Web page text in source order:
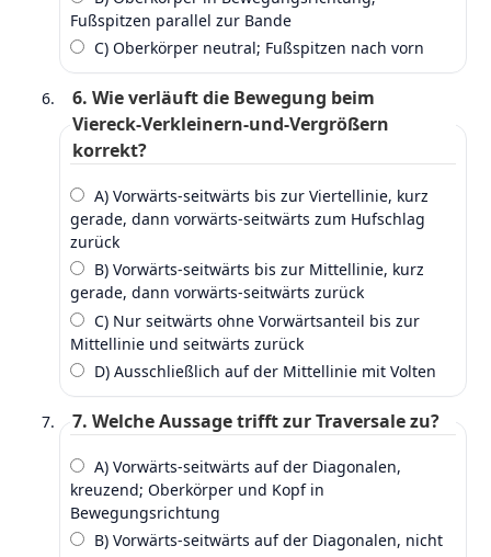
Fußspitzen parallel zur Bande
C) Oberkörper neutral; Fußspitzen nach vorn
6. Wie verläuft die Bewegung beim
Viereck‑Verkleinern‑und‑Vergrößern
korrekt?
A) Vorwärts‑seitwärts bis zur Viertellinie, kurz
gerade, dann vorwärts‑seitwärts zum Hufschlag
zurück
B) Vorwärts‑seitwärts bis zur Mittellinie, kurz
gerade, dann vorwärts‑seitwärts zurück
C) Nur seitwärts ohne Vorwärtsanteil bis zur
Mittellinie und seitwärts zurück
D) Ausschließlich auf der Mittellinie mit Volten
7. Welche Aussage trifft zur Traversale zu?
A) Vorwärts‑seitwärts auf der Diagonalen,
kreuzend; Oberkörper und Kopf in
Bewegungsrichtung
B) Vorwärts‑seitwärts auf der Diagonalen, nicht